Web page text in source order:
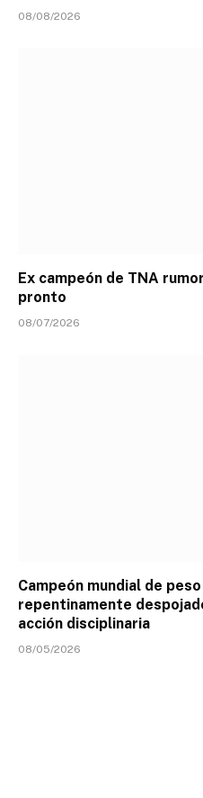
08/08/2026
Ex campeón de TNA
pronto
08/07/2026
Campeón mundial de
repentinamente
acción disciplinaria
08/05/2026